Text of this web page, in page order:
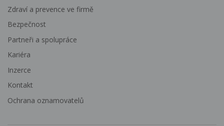
Zdraví a prevence ve firmě
Bezpečnost
Partneři a spolupráce
Kariéra
Inzerce
Kontakt
Ochrana oznamovatelů